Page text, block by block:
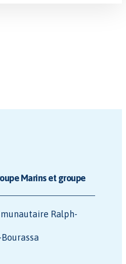
Marins et groupe
Ralph-